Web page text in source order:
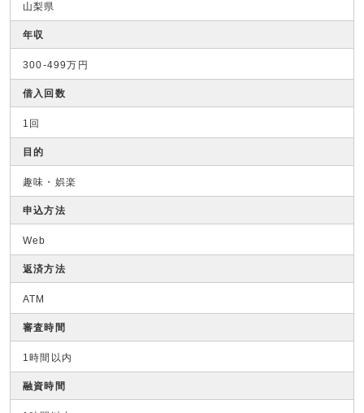
山梨県
年収
300-499万円
借入回数
1回
目的
趣味・娯楽
申込方法
Web
返済方法
ATM
審査時間
1時間以内
融資時間